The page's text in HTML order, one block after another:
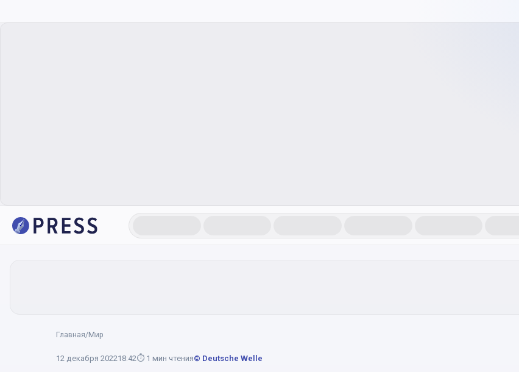
Главная/Мир
12 декабря 202218:42⏱ 1 мин чтения© Deutsche Welle